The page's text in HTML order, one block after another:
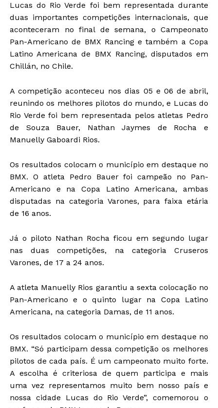
Lucas do Rio Verde foi bem representada durante
duas importantes competições internacionais, que
aconteceram no final de semana, o Campeonato
Pan-Americano de BMX Rancing e também a Copa
Latino Americana de BMX Rancing, disputados em
Chillán, no Chile.
A competição aconteceu nos dias 05 e 06 de abril,
reunindo os melhores pilotos do mundo, e Lucas do
Rio Verde foi bem representada pelos atletas Pedro
de Souza Bauer, Nathan Jaymes de Rocha e
Manuelly Gaboardi Rios.
Os resultados colocam o município em destaque no
BMX. O atleta Pedro Bauer foi campeão no Pan-
Americano e na Copa Latino Americana, ambas
disputadas na categoria Varones, para faixa etária
de 16 anos.
Já o piloto Nathan Rocha ficou em segundo lugar
nas duas competições, na categoria Cruseros
Varones, de 17 a 24 anos.
A atleta Manuelly Rios garantiu a sexta colocação no
Pan-Americano e o quinto lugar na Copa Latino
Americana, na categoria Damas, de 11 anos.
Os resultados colocam o município em destaque no
BMX. “Só participam dessa competição os melhores
pilotos de cada país. É um campeonato muito forte.
A escolha é criteriosa de quem participa e mais
uma vez representamos muito bem nosso país e
nossa cidade Lucas do Rio Verde”, comemorou o